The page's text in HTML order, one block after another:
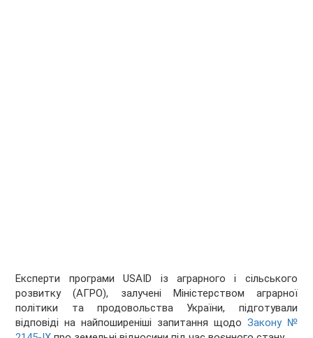
Експерти програми USAID із аграрного і сільського
розвитку (АГРО), залучені Міністерством аграрної
політики та продовольства України, підготували
відповіді на найпоширеніші запитання щодо Закону №